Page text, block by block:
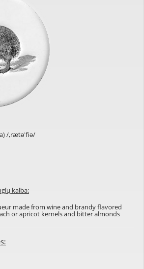
/,rætə'fiə/
kalba:
made from wine and brandy flavored
or apricot kernels and bitter almonds